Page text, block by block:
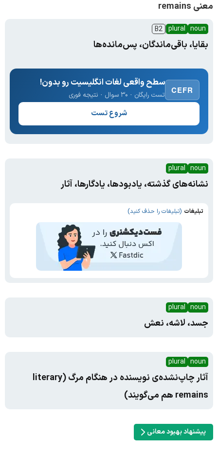
معنی remains
noun
plural
B2
بقایا، باقی‌ماندگان، پس‌مانده‌ها
CEFR
سطح واقعی لغات انگلیسیت رو بدون!
تست رایگان · ۳۰ سوال · نتیجه فوری
شروع تست
noun
plural
نشانه‌های گذشته، یادبودها، یادگارها، آثار
تبلیغات (تبلیغات را حذف کنید)
noun
plural
جسد، لاشه، نعش
noun
plural
آثار چاپ‌نشده‌ی نویسنده در هنگام مرگ (literary
remains هم می‌گویند)
پیشنهاد بهبود معانی